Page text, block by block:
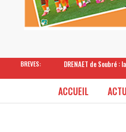
BREVES: DRENAET de Soubré
ACCUEIL